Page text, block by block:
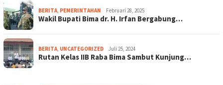
BERITA PEMERINTAHAN Februari 28, 2025
Wakil Bupati Bima dr. H. Irfan Bergabung…
BERITA UNCATEGORIZED Juli 25, 2024
Rutan Kelas IIB Raba Bima Sambut Kunjung…